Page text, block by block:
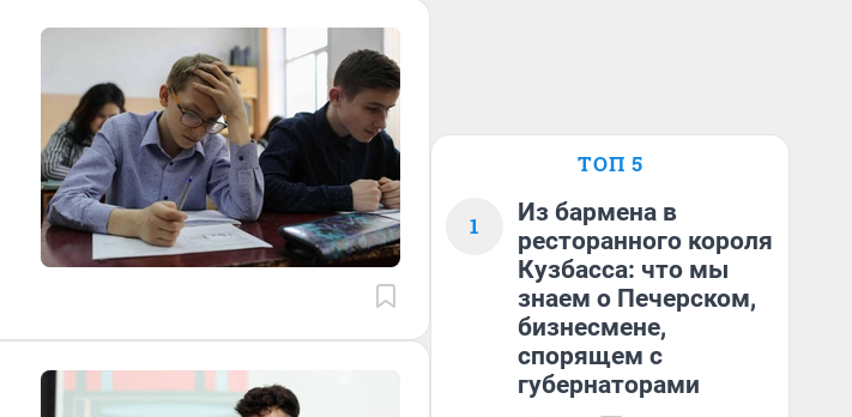
ТОП 5
1
Из бармена в
ресторанного короля
Кузбасса: что мы
знаем о Печерском,
бизнесмене,
спорящем с
губернаторами